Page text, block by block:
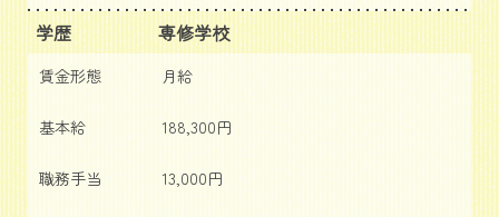
学歴 専修学校
賃金形態 月給
基本給 188,300円
職務手当 13,000円